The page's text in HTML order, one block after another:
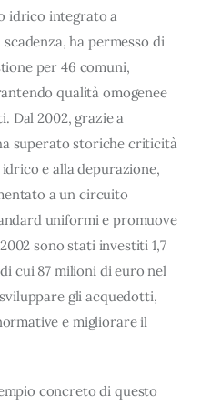
idrico integrato a
ha permesso di
per 46 comuni,
qualità omogenee
Dal 2002, grazie a
superato storiche criticità
e alla depurazione,
a un circuito
uniformi e promuove
sono stati investiti 1,7
cui 87 milioni di euro nel
gli acquedotti,
e migliorare il
concreto di questo